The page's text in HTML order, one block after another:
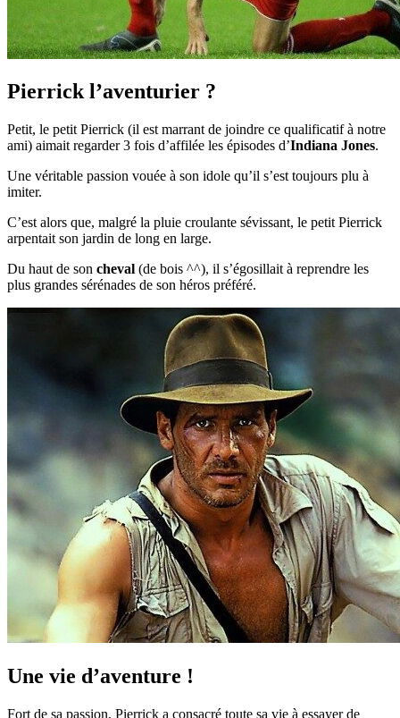
Pierrick l’aventurier ?
Petit, le petit Pierrick (il est marrant de joindre ce qualificatif à notre
ami) aimait regarder 3 fois d’affilée les épisodes d’Indiana Jones.
Une véritable passion vouée à son idole qu’il s’est toujours plu à
imiter.
C’est alors que, malgré la pluie croulante sévissant, le petit Pierrick
arpentait son jardin de long en large.
Du haut de son cheval (de bois ^^), il s’égosillait à reprendre les
plus grandes sérénades de son héros préféré.
Une vie d’aventure !
Fort de sa passion, Pierrick a consacré toute sa vie à essayer de